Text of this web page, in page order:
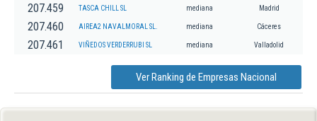
207.459 TASCA CHILL SL mediana Madrid
207.460 AIREA2 NAVALMORAL SL. mediana Cáceres
207.461 VIÑEDOS VERDERRUBI SL mediana Valladolid
Ver Ranking de Empresas Nacional